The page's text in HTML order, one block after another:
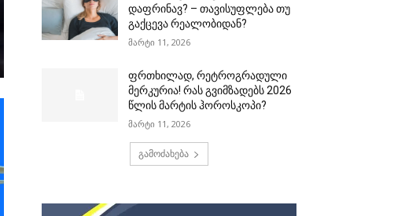
დაფრინავ? – თავისუფლება თუ
გაქცევა რეალობიდან?
მარტი 11, 2026
ფრთხილად, რეტროგრადული
მერკურია! რას გვიმზადებს 2026
წლის მარტის ჰოროსკოპი?
მარტი 11, 2026
გამოძახება